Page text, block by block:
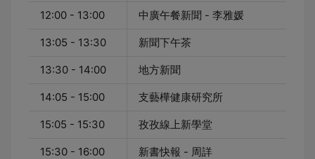
12:00 - 13:00 中廣午餐新聞 - 李雅媛
13:05 - 13:30 新聞下午茶
13:30 - 14:00 地方新聞
14:05 - 15:00 支藝樺健康研究所
15:05 - 15:30 孜孜線上新學堂
15:30 - 16:00 新書快報 - 周詳